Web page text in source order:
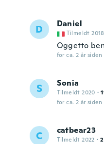
D Daniel
Tilmeldt 2018
Oggetto
for ca. 2 år siden
S Sonia
Tilmeldt 2020 ·
for ca. 2 år siden
C catbear23
Tilmeldt 2022 ·